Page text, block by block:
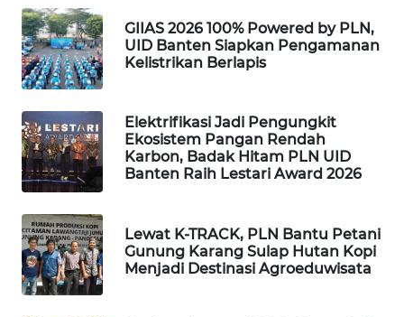
GIIAS 2026 100% Powered by PLN,
UID Banten Siapkan Pengamanan
Kelistrikan Berlapis
Elektrifikasi Jadi Pengungkit
Ekosistem Pangan Rendah
Karbon, Badak Hitam PLN UID
Banten Raih Lestari Award 2026
Lewat K-TRACK, PLN Bantu Petani
Gunung Karang Sulap Hutan Kopi
Menjadi Destinasi Agroeduwisata
NEWS
SIBARAGAS
NEWS
METRO
SIANTAR
NEWS
MEDAN
NEWS
METRO